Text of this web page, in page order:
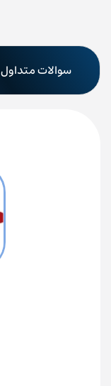
سوالات متداول